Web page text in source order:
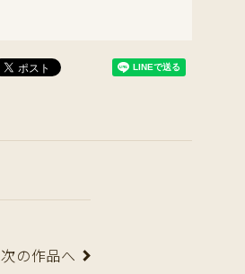
次の作品へ